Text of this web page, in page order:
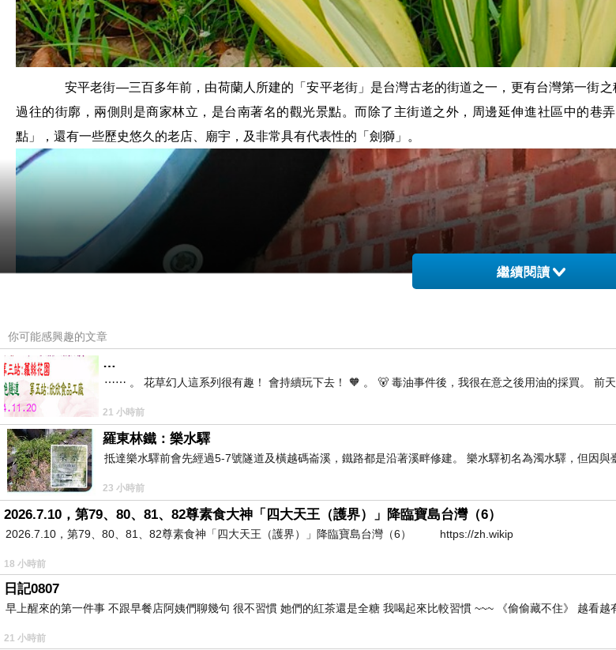
安平老街—三百多年前，由荷蘭人所建的「安平老街」是台灣古老的街道之一，更有台灣第一街
過往的街廓，兩側則是商家林立，是台南著名的觀光景點。而除了主街道之外，周邊延伸進社區中的巷
點」，還有一些歷史悠久的老店、廟宇，及非常具有代表性的「劍獅」。
繼續閱讀
你可能感興趣的文章
…
⋯⋯ 。 花草幻人這系列很有趣！ 會持續玩下去！ 🧡 。 🐻 毒油事件後，我很在意之後用油的採買。 前
21 小時前
羅東林鐵：樂水驛
抵達樂水驛前會先經過5-7號隧道及橫越碼崙溪，鐵路都是沿著溪畔修建。 樂水驛初名為濁水驛，但因與
23 小時前
2026.7.10，第79、80、81、82尊素食大神「四大天王（護界）」降臨寶島台灣（6）
2026.7.10，第79、80、81、82尊素食神「四大天王（護界）」降臨寶島台灣（6） https://zh.wikip
18 小時前
日記0807
早上醒來的第一件事 不跟早餐店阿姨們聊幾句 很不習慣 她們的紅茶還是全糖 我喝起來比較習慣 ~~~ 《偷偷藏不住》 越看越
21 小時前